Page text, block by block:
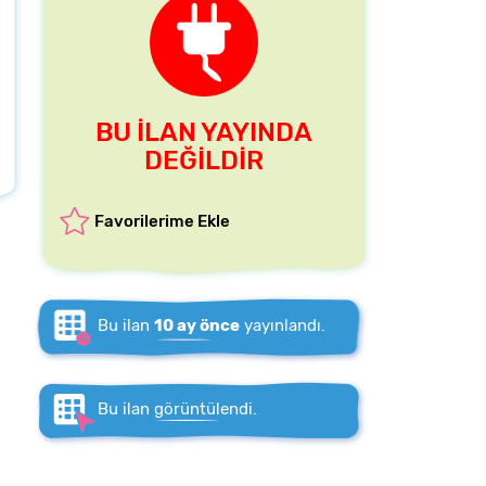
BU İLAN YAYINDA
DEĞİLDİR
Favorilerime Ekle
Bu ilan 10 ay önce yayınlandı.
Bu ilan görüntülendi.